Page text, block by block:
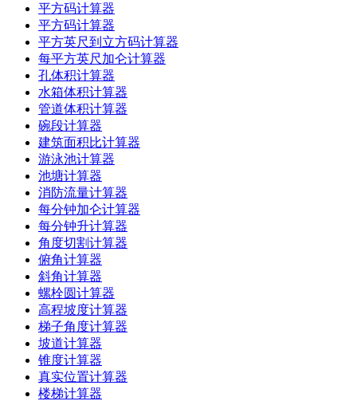
平方码计算器
平方码计算器
平方英尺到立方码计算器
每平方英尺加仑计算器
孔体积计算器
水箱体积计算器
管道体积计算器
碗段计算器
建筑面积比计算器
游泳池计算器
池塘计算器
消防流量计算器
每分钟加仑计算器
每分钟升计算器
角度切割计算器
俯角计算器
斜角计算器
螺栓圆计算器
高程坡度计算器
梯子角度计算器
坡道计算器
锥度计算器
真实位置计算器
楼梯计算器